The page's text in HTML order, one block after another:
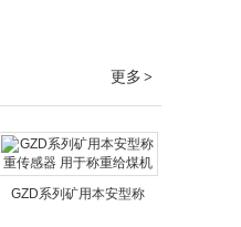
更多 >
GZD系列矿用本安型称